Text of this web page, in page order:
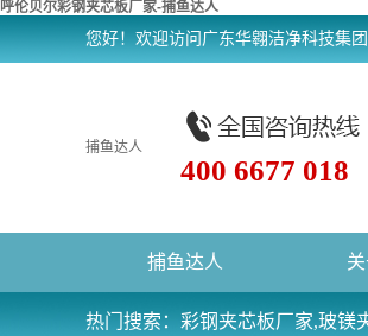
呼伦贝尔彩钢夹芯板厂家-捕鱼达人
您好！欢迎访问广东华翱洁净科技集
捕鱼达人
400 6677 018
捕鱼达人
热门搜索： 彩钢夹芯板厂家,玻镁